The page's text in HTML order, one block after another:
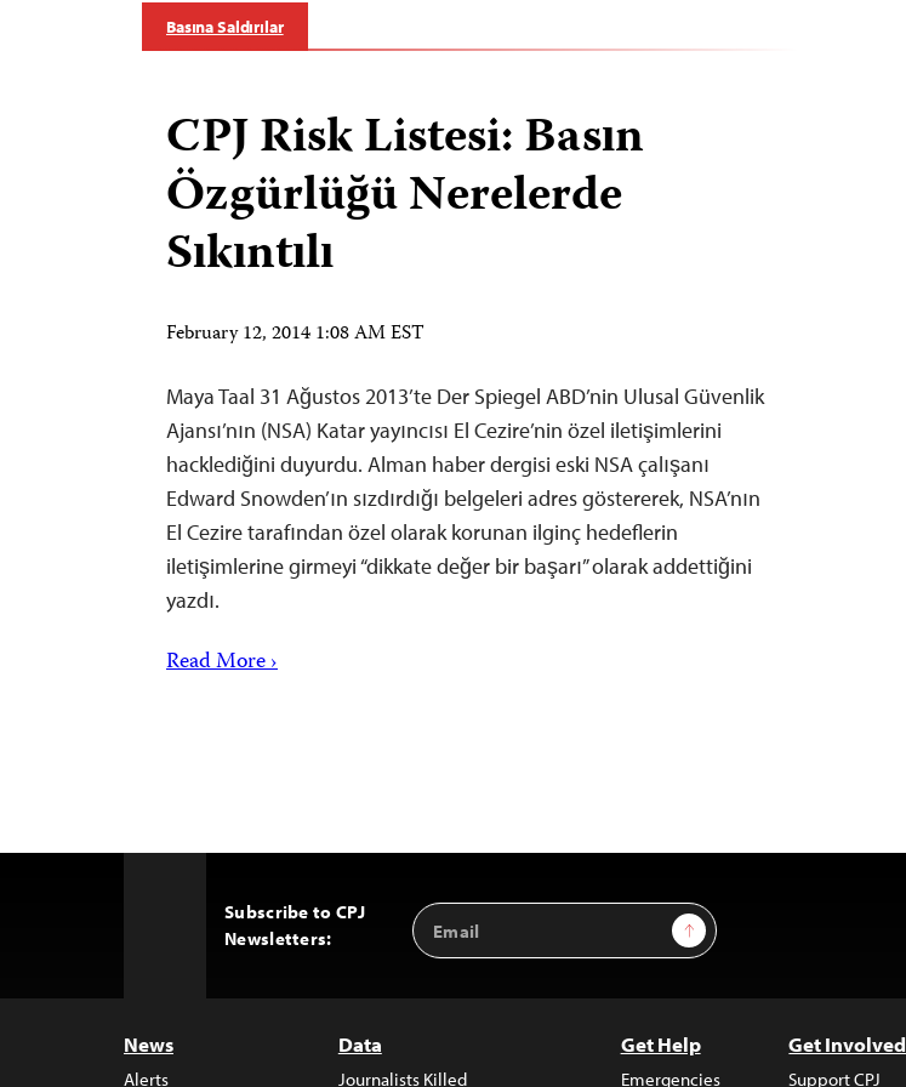
Basına Saldırılar
CPJ Risk Listesi: Basın
Özgürlüğü Nerelerde
Sıkıntılı
February 12, 2014 1:08 AM EST
Maya Taal 31 Ağustos 2013’te Der Spiegel ABD’nin Ulusal Güvenlik
Ajansı’nın (NSA) Katar yayıncısı El Cezire’nin özel iletişimlerini
hacklediğini duyurdu. Alman haber dergisi eski NSA çalışanı
Edward Snowden’ın sızdırdığı belgeleri adres göstererek, NSA’nın
El Cezire tarafından özel olarak korunan ilginç hedeflerin
iletişimlerine girmeyi “dikkate değer bir başarı” olarak addettiğini
yazdı.
Read More ›
Subscribe to CPJ
Newsletters:
Email
Address
Sign Up
News
Alerts
Data
Journalists Killed
Get Help
Emergencies
Get Involved
Support CPJ